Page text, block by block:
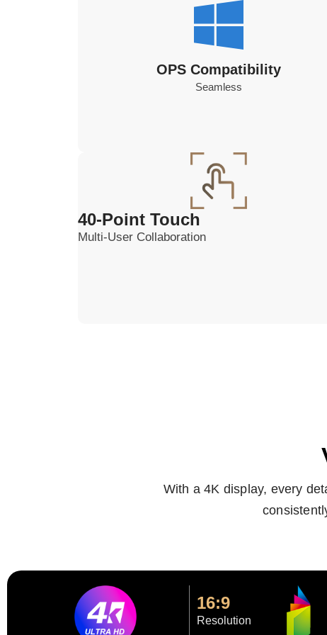
OPS Compatibility
Seamless
40-Point Touch
Multi-User Collaboration
With a 4K display, every
16:9
Resolution